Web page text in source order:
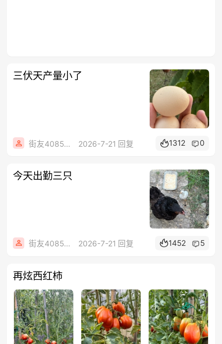
三伏天产量小了
街友40858442 2026-7-21 回复 1312 0
今天出勤三只
街友40858442 2026-7-21 回复 1452 5
再炫西红柿